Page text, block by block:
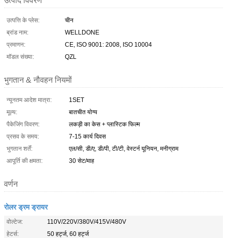
उत्पत्ति के प्लेस:
चीन
ब्रांड नाम:
WELLDONE
प्रमाणन:
CE, ISO 9001: 2008, ISO 10004
मॉडल संख्या:
QZL
भुगतान & नौवहन नियमों
न्यूनतम आदेश मात्रा:
1SET
मूल्य:
बातचीत योग्य
पैकेजिंग विवरण:
लकड़ी का केस + प्लास्टिक फिल्म
प्रसव के समय:
7-15 कार्य दिवस
भुगतान शर्तें:
एल/सी, डी/ए, डी/पी, टी/टी, वेस्टर्न यूनियन, मनीग्राम
आपूर्ति की क्षमता:
30 सेट/माह
वर्णन
रोलर ड्रम ड्रायर
वोल्टेज:
110V/220V/380V/415V/480V
हेटर्स:
50 हर्ट्ज, 60 हर्ट्ज